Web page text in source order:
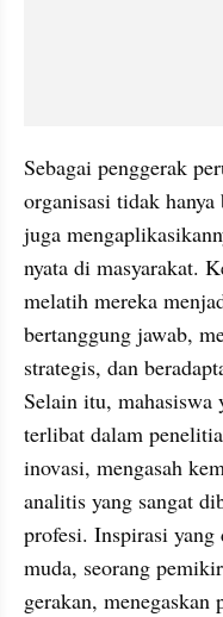
Sebagai penggerak
organisasi tidak
juga
nyata di masyarakat.
melatih mereka
bertanggung jawab,
strategis, dan
Selain itu, mahasiswa
terlibat dalam
inovasi, mengasah
analitis yang sangat
profesi. Inspirasi
muda, seorang
gerakan, menegaskan